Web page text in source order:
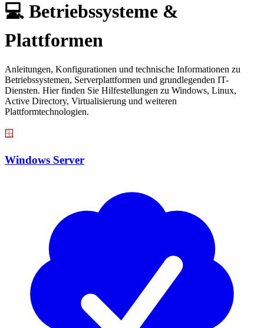
💻 Betriebssysteme &
Plattformen
Anleitungen, Konfigurationen und technische Informationen zu
Betriebssystemen, Serverplattformen und grundlegenden IT-
Diensten. Hier finden Sie Hilfestellungen zu Windows, Linux,
Active Directory, Virtualisierung und weiteren
Plattformtechnologien.
🪟
Windows Server